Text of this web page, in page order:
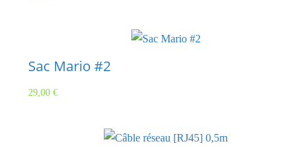
Sac Mario #2
29,00 €